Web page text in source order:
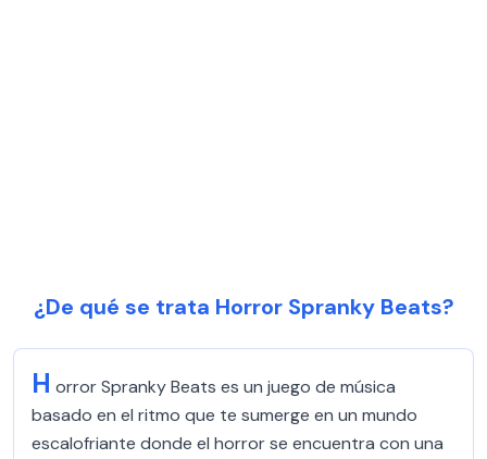
¿De qué se trata Horror Spranky Beats?
H orror Spranky Beats es un juego de música
basado en el ritmo que te sumerge en un mundo
escalofriante donde el horror se encuentra con una